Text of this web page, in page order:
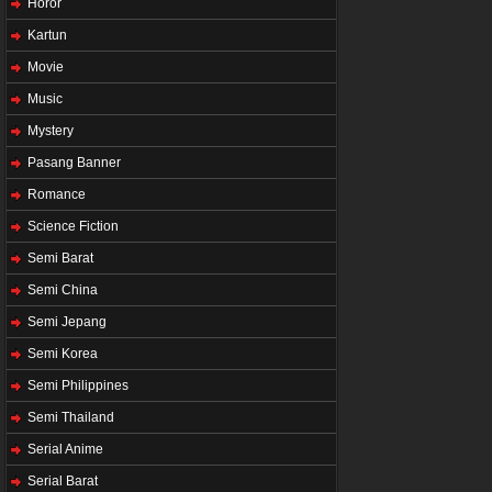
Horor
Kartun
Movie
Music
Mystery
Pasang Banner
Romance
Science Fiction
Semi Barat
Semi China
Semi Jepang
Semi Korea
Semi Philippines
Semi Thailand
Serial Anime
Serial Barat